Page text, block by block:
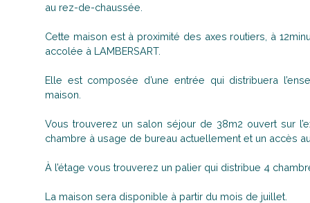
au rez-de-chaussée.
Cette maison est à proximité des axes routiers, à
accolée à LAMBERSART.
Elle est composée d’une entrée qui distribuera
maison.
Vous trouverez un salon séjour de 38m2 ouvert sur
chambre à usage de bureau actuellement et un accès
À l’étage vous trouverez un palier qui distribue 4
La maison sera disponible à partir du mois de juillet.